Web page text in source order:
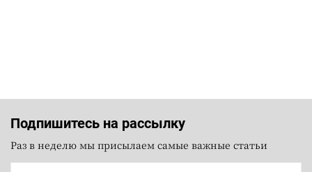
Подпишитесь на рассылку
Раз в неделю мы присылаем самые важные статьи